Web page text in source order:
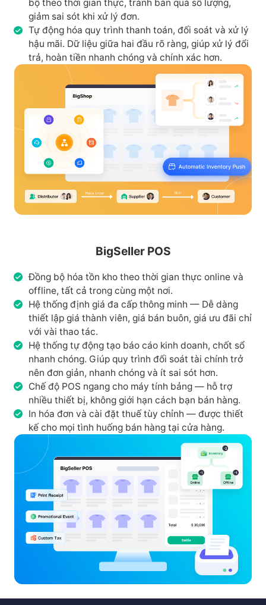
bộ theo thời gian thực, tránh bán quá số lượng,
giảm sai sót khi xử lý đơn.
Tự động hóa quy trình thanh toán, đối soát và xử lý
hậu mãi. Dữ liệu giữa hai đầu rõ ràng, giúp xử lý đổi
trả, hoàn tiền nhanh chóng và chính xác hơn.
BigSeller POS
Đồng bộ hóa tồn kho theo thời gian thực online và
offline, tất cả trong cùng một nơi.
Hệ thống định giá đa cấp thông minh — Dễ dàng
thiết lập giá thành viên, giá bán buôn, giá ưu đãi chỉ
với vài thao tác.
Hệ thống tự động tạo báo cáo kinh doanh, chốt sổ
nhanh chóng. Giúp quy trình đối soát tài chính trở
nên đơn giản, nhanh chóng và ít sai sót hơn.
Chế độ POS ngang cho máy tính bảng — hỗ trợ
nhiều thiết bị, không giới hạn cách bạn bán hàng.
In hóa đơn và cài đặt thuế tùy chỉnh — được thiết
kế cho mọi tình huống bán hàng tại cửa hàng.